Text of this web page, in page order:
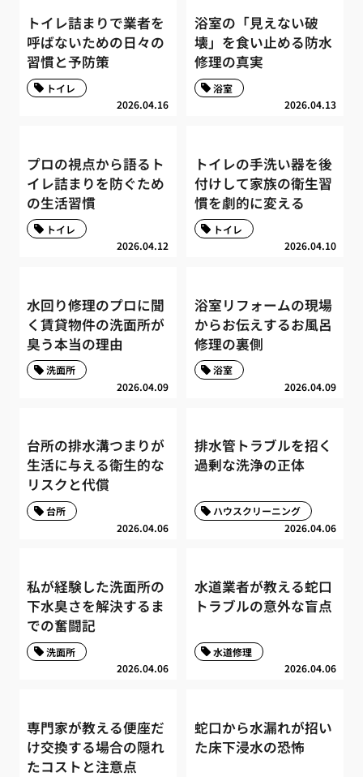
トイレ詰まりで業者を
呼ばないための日々の
習慣と予防策
2026.04.16
トイレ
浴室の「見えない破
壊」を食い止める防水
修理の真実
2026.04.13
浴室
プロの視点から語るト
イレ詰まりを防ぐため
の生活習慣
2026.04.12
トイレ
トイレの手洗い器を後
付けして家族の衛生習
慣を劇的に変える
2026.04.10
トイレ
水回り修理のプロに聞
く賃貸物件の洗面所が
臭う本当の理由
2026.04.09
洗面所
浴室リフォームの現場
からお伝えするお風呂
修理の裏側
2026.04.09
浴室
台所の排水溝つまりが
生活に与える衛生的な
リスクと代償
2026.04.06
台所
排水管トラブルを招く
過剰な洗浄の正体
2026.04.06
ハウスクリーニング
私が経験した洗面所の
下水臭さを解決するま
での奮闘記
2026.04.06
洗面所
水道業者が教える蛇口
トラブルの意外な盲点
2026.04.06
水道修理
専門家が教える便座だ
け交換する場合の隠れ
たコストと注意点
蛇口から水漏れが招い
た床下浸水の恐怖